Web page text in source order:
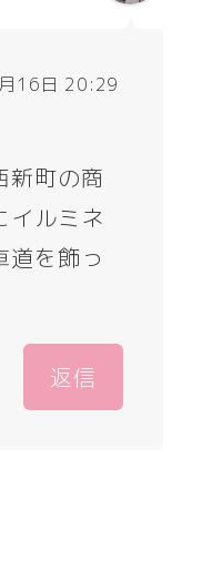
16日 20:29
新町の商
イルミネ
道を飾っ
返信